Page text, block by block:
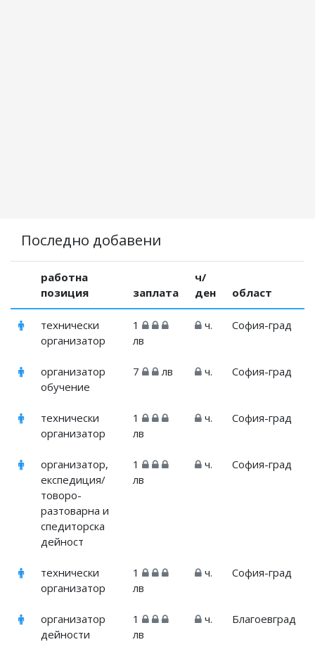
Последно добавени
работна
позиция
заплата
ч/
ден
област
технически
организатор
1
лв
ч. София-град
организатор
обучение
7 лв ч. София-град
технически
организатор
1
лв
ч. София-град
организатор,
експедиция/
товоро-
разтоварна и
спедиторска
дейност
1
лв
ч. София-град
технически
организатор
1
лв
ч. София-град
организатор
дейности
1
лв
ч. Благоевград